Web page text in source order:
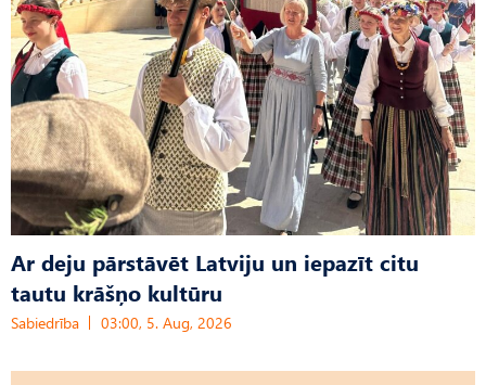
Ar deju pārstāvēt Latviju un iepazīt citu
tautu krāšņo kultūru
Sabiedrība 03:00, 5. Aug, 2026